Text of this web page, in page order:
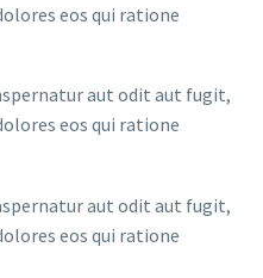
eos qui ratione
aut odit aut fugit,
eos qui ratione
aut odit aut fugit,
eos qui ratione